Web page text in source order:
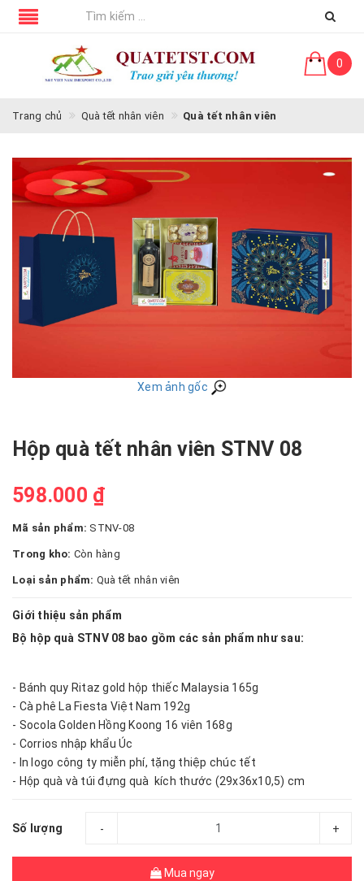
0
Trang chủ Quà tết nhân viên Quà tết nhân viên
Xem ảnh gốc
Hộp quà tết nhân viên STNV 08
598.000 ₫
Mã sản phẩm: STNV-08
Trong kho: Còn hàng
Loại sản phẩm: Quà tết nhân viên
Giới thiệu sản phẩm
Bộ hộp quà STNV 08 bao gồm các sản phẩm như sau:
- Bánh quy Ritaz gold hộp thiếc Malaysia 165g
- Cà phê La Fiesta Việt Nam 192g
- Socola Golden Hồng Koong 16 viên 168g
- Corrios nhập khẩu Úc
- In logo công ty miễn phí, tặng thiệp chúc tết
- Hộp quà và túi đựng quà kích thước (29x36x10,5) cm
Số lượng - +
Mua ngay